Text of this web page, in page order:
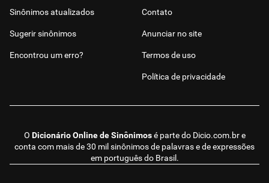
O Dicionário Online de Sinônimosé parte do Dicio.com.bre
conta com mais de 30 mil sinônimos de palavras e de expressões
em português do Brasil.
Sinônimos atualizados
Sugerir sinônimos
Encontrou um erro?
Contato
Anunciar no site
Termos de uso
Política de privacidade